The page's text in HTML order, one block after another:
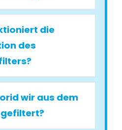
die
des
wir aus dem